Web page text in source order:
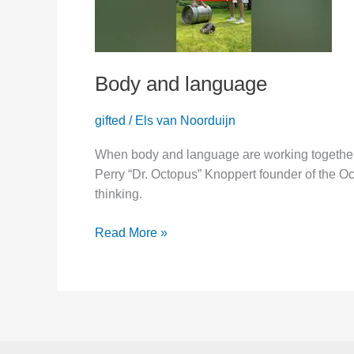
Body and language
gifted / Els van Noorduijn
When body and language are working
Perry “Dr. Octopus” Knoppert founder of the
thinking.
Body
Read More »